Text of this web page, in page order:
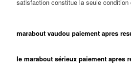
satisfaction constitue la seule condition
marabout vaudou paiement apres
le marabout sérieux paiement apres